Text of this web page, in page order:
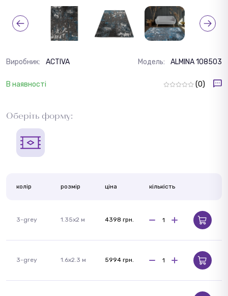
Виробник: ACTIVA Модель: ALMINA 108503
В наявності (0)
Оберіть форму:
колір розмір ціна кількість
3-grey 1.35x2 м 4398 грн.
3-grey 1.6x2.3 м 5994 грн.